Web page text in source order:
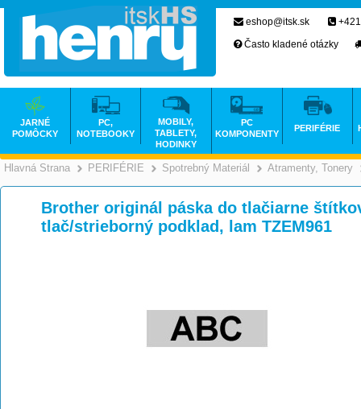
Hlavná Strana >
PERIFÉRIE >
Spotrebný Materiál >
Atramenty, Tonery
Brother originál páska do tlačiarne
tlač/strieborný podklad, lam TZEM961
eshop@itsk.sk
Často kladené otázky
JARNÉ
POMÔCKY
PC,
NOTEBOOKY
MOBILY,
TABLETY,
HODINKY
PC
KOMPONENTY
PERIFÉRIE